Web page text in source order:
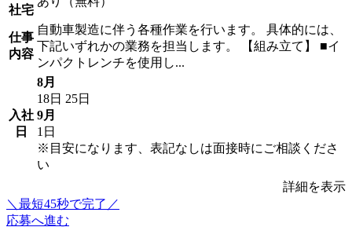
社宅
仕事
内容
自動車製造に伴う各種作業を行います。 具体的には、
下記いずれかの業務を担当します。 【組み立て】 ■イ
ンパクトレンチを使用し...
入社
日
8月
18日 25日
9月
1日
※目安になります、表記なしは面接時にご相談くださ
い
詳細を表示
＼最短45秒で完了／
応募へ進む